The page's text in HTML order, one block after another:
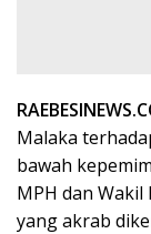
Malaka
bawah
MPH dan
yang akrab